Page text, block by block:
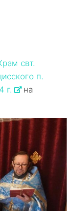
свт.
п.
г.
на